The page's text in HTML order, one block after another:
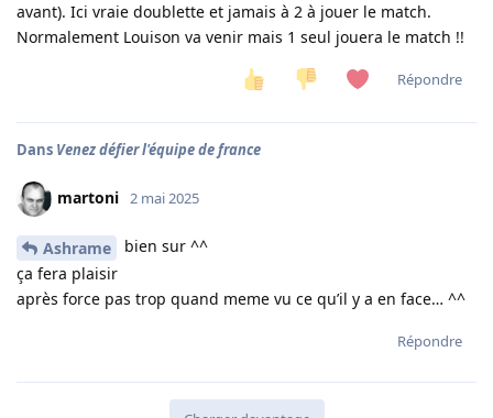
avant). Ici vraie doublette et jamais à 2 à jouer le match.
Normalement Louison va venir mais 1 seul jouera le match !!
Répondre
Dans Venez défier l'équipe de france
martoni 2 mai 2025
Ashrame
bien sur ^^
ça fera plaisir
après force pas trop quand meme vu ce qu’il y a en face… ^^
Répondre